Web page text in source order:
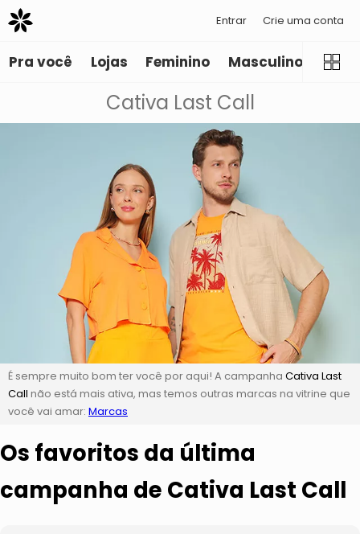
Entrar Crie uma conta
Pra você Lojas Feminino Masculino
Cativa Last Call
É sempre muito bom ter você por aqui! A campanha Cativa Last
Call não está mais ativa, mas temos outras marcas na vitrine que
você vai amar: Marcas
Os favoritos da última
campanha de Cativa Last Call